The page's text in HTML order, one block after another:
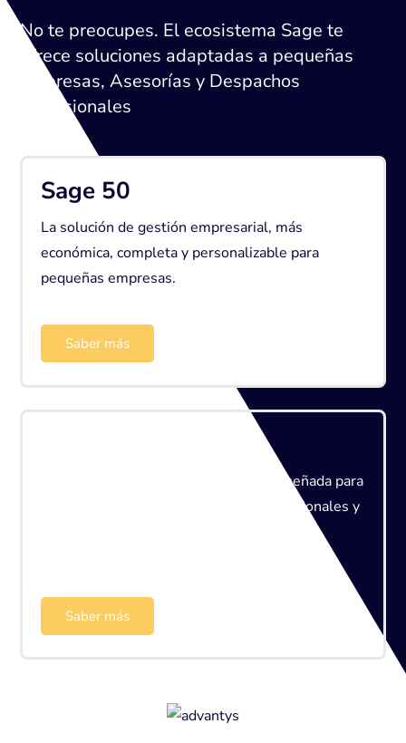
No te preocupes. El ecosistema Sage te
ofrece soluciones adaptadas a pequeñas
empresas, Asesorías y Despachos
profesionales
Sage 50
La solución de gestión empresarial, más
económica, completa y personalizable para
pequeñas empresas.
Saber más
La solución de Sage especialmente diseñada para
mejorar el día a día de despachos profesionales y
Saber más